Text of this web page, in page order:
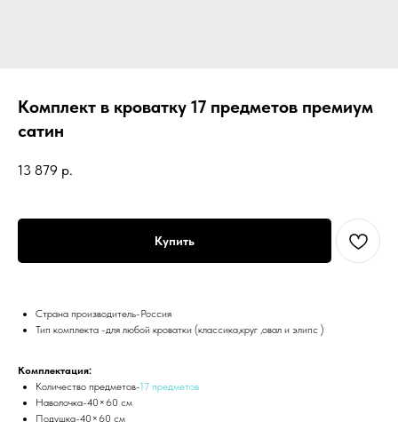
Комплект в кроватку 17 предметов премиум
сатин
13 879 р.
Купить
Страна производитель-Россия
Тип комплекта -для любой кроватки (классика,круг ,овал и элипс )
Комплектация:
Количество предметов-17 предметов
Наволочка-40×60 см
Подушка-40×60 см